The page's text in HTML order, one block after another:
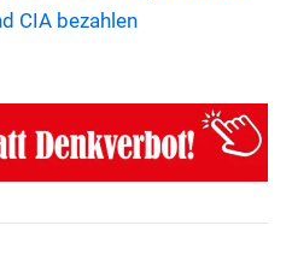
CIA bezahlen